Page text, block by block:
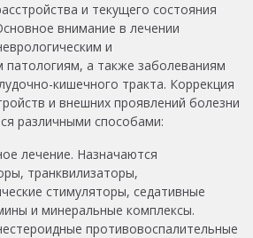
и текущего состояния
внимание в лечении
и
патологиям, а также заболеваниям
кишечного тракта. Коррекция
и внешних проявлений болезни
различными способами:
лечение. Назначаются
транквилизаторы,
стимуляторы, седативные
и минеральные комплексы.
противовоспалительные